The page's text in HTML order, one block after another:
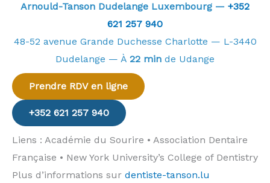
Arnould-Tanson Dudelange Luxembourg — +352
621 257 940
48-52 avenue Grande Duchesse Charlotte — L-3440
Dudelange — À 22 min de Udange
Prendre RDV en ligne
+352 621 257 940
Liens : Académie du Sourire • Association Dentaire
Française • New York University’s College of Dentistry
Plus d’informations sur dentiste-tanson.lu